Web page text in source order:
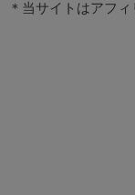
＊当サイトはアフ